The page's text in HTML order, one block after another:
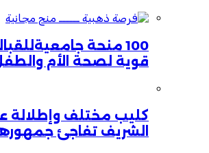
100 منحة
قوية لصحة الأم
كليب مختلف وإطلالة
الشريف تفاجئ